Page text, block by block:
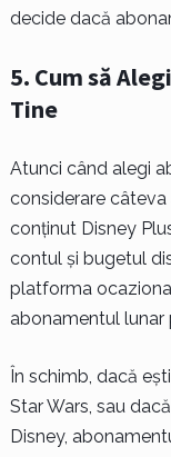
decide dacă
5. Cum să
Tine
Atunci când alegi
considerare
conținut Disney
contul și bugetul
platforma
abonamentul lunar
În schimb, dacă
Star Wars, sau
Disney,